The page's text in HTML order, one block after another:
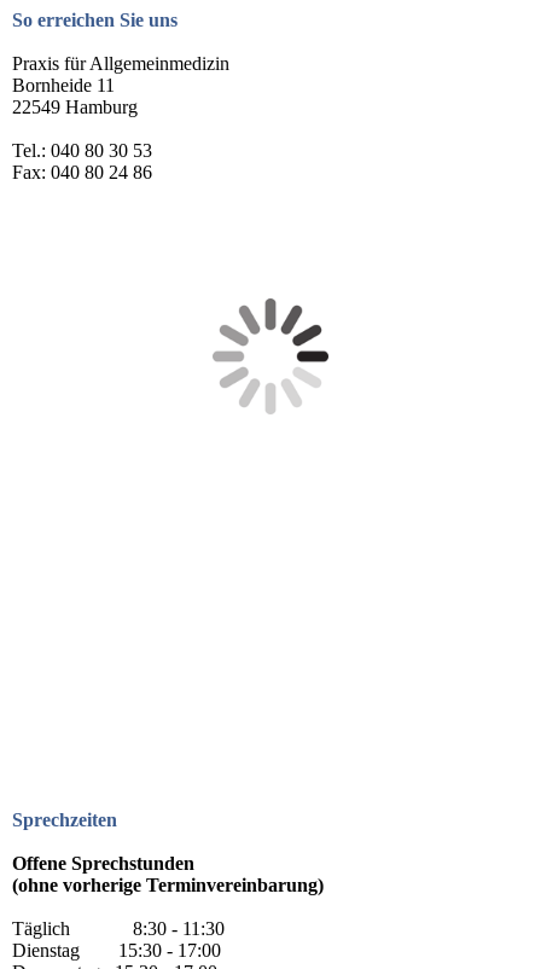
So erreichen Sie uns
Praxis für Allgemeinmedizin
Bornheide 11
22549 Hamburg
Tel.: 040 80 30 53
Fax: 040 80 24 86
Sprechzeiten
Offene Sprechstunden
(ohne vorherige Terminvereinbarung)
Täglich 8:30 - 11:30
Dienstag 15:30 - 17:00